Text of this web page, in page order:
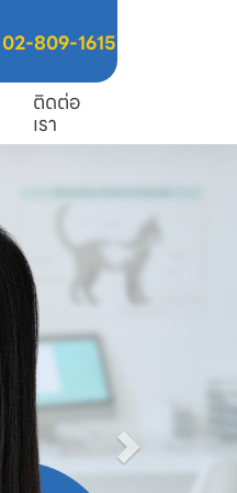
02-809-1615
ติดต่อ
เรา